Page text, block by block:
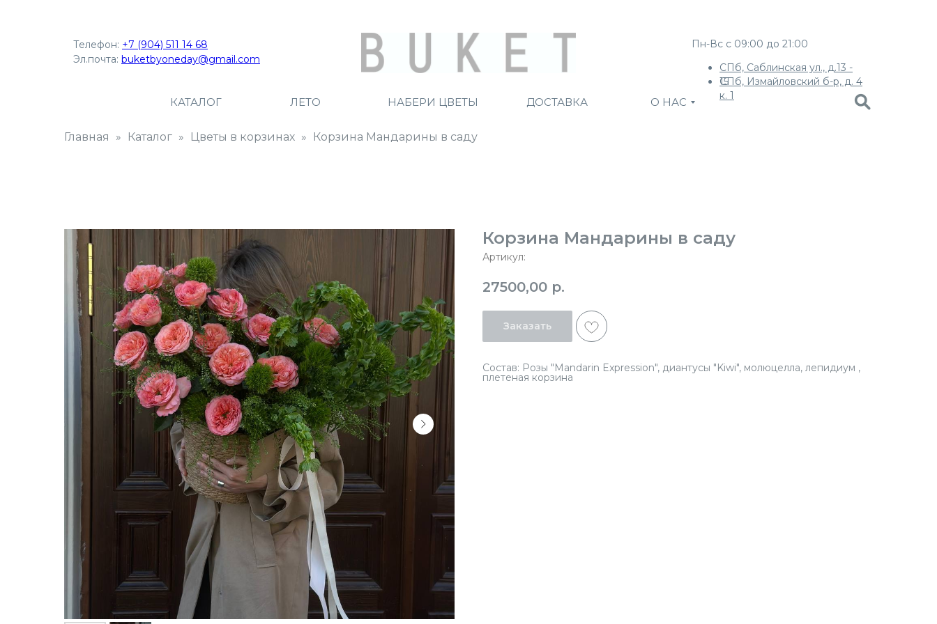
СПб, Измайловский б-р, д. 4
к. 1
СПб, Саблинская ул., д.13 -
15
Пн-Вс с 09:00 до 21:00
ДОСТАВКА
КАТАЛОГ НАБЕРИ ЦВЕТЫ
ЛЕТО О НАС
Телефон: +7 (904) 511 14 68
Эл.почта: buketbyoneday@gmail.com
Главная Каталог Цветы в корзинах Корзина Мандарины в саду
Корзина Мандарины в саду
Артикул:
27500,00 р.
Заказать
Состав: Розы "Mandarin Expression", диантусы "Kiwi", молюцелла, лепидиум ,
плетеная корзина